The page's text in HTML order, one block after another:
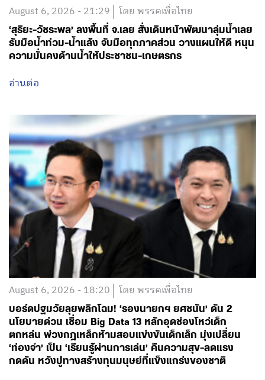
August 6, 2026 - 21:29 โดย พรรคเพื่อไทย
‘สุริยะ-วัชระพล’ ลงพื้นที่ จ.เลย สั่งเดินหน้าพัฒนาลุ่มน้ำเลย
รับมือน้ำท่วม-น้ำแล้ง จับมือทุกภาคส่วน วางแผนให้ดี หนุน
ความมั่นคงด้านน้ำให้ประชาชน-เกษตรกร
อ่านต่อ
August 6, 2026 - 18:20 โดย พรรคเพื่อไทย
บอร์ดปฐมวัยลุยพลิกโฉม! ‘รองนายกฯ ยศชนัน’ ดัน 2
นโยบายด่วน เชื่อม Big Data 13 หลักอุดช่องโหว่เด็ก
ตกหล่น พ่วงกฎเหล็กห้ามสอบแข่งขันเด็กเล็ก มุ่งเปลี่ยน
‘ท่องจำ’ เป็น ‘เรียนรู้ผ่านการเล่น’ คืนความสุข-ลดแรง
กดดัน หวังปูทางสร้างทุนมนุษย์ที่แข็งแกร่งของชาติ